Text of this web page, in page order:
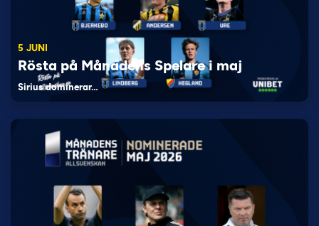
5 JUNI
Rösta på Månadens Spelare i maj
Sirius dominerar…